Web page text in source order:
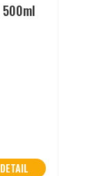
500ml
DETAIL